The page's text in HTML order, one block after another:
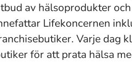
av hälsoprodukter
Lifekoncernen
Varje dag
för att prata hälsa